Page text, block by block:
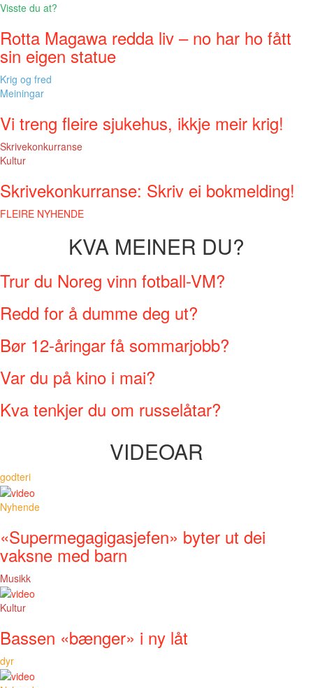
Visste du at?
Rotta Magawa redda liv – no har ho fått
sin eigen statue
Krig og fred
Meiningar
Vi treng fleire sjukehus, ikkje meir krig!
Skrivekonkurranse
Kultur
Skrivekonkurranse: Skriv ei bokmelding!
FLEIRE NYHENDE
KVA MEINER DU?
Trur du Noreg vinn fotball-VM?
Redd for å dumme deg ut?
Bør 12-åringar få sommarjobb?
Var du på kino i mai?
Kva tenkjer du om russelåtar?
VIDEOAR
godteri
Nyhende
«Supermegagigasjefen» byter ut dei
vaksne med barn
Musikk
Kultur
Bassen «bænger» i ny låt
dyr